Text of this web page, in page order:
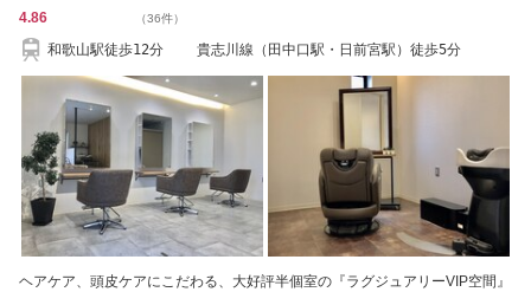
4.86 （36件）
和歌山駅徒歩12分 貴志川線（田中口駅・日前宮駅）徒歩5分
ヘアケア、頭皮ケアにこだわる、大好評半個室の『ラグジュアリーVIP空間』